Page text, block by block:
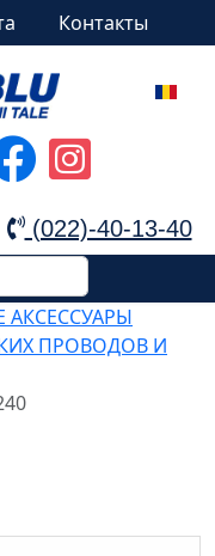
Контакты
(022)-40-13-40
ПРОВОДОВ И